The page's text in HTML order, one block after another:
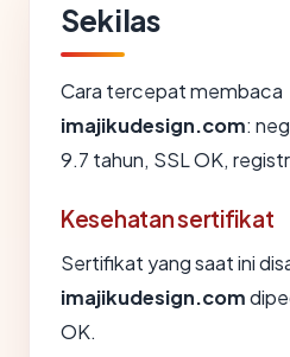
Sekilas
Cara tercepat membaca
imajikudesign.com:
9.7 tahun, SSL OK,
Kesehatan sertifikat
Sertifikat yang saat ini
imajikudesign.com
OK.